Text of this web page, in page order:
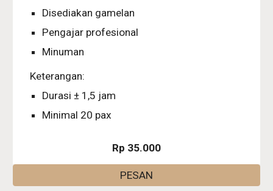
Disediakan gamelan
Pengajar profesional
Minuman
Keterangan:
Durasi ± 1,5 jam
Minimal 20 pax
Rp 35.000
PESAN